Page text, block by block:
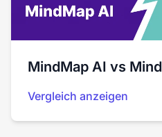
MindMap AI vs
Vergleich anzeigen